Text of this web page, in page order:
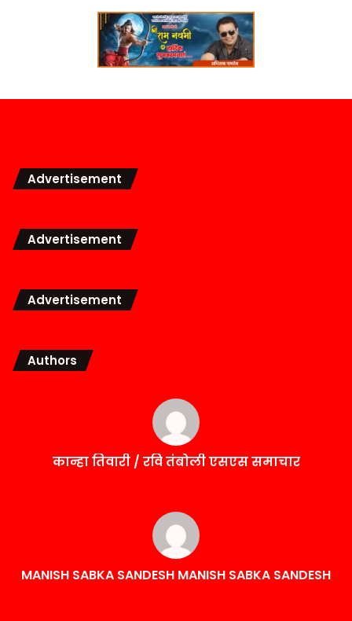
Advertisement
Advertisement
Advertisement
Authors
कान्हा तिवारी / रवि तंबोली एसएस समाचार
MANISH SABKA SANDESH MANISH SABKA SANDESH